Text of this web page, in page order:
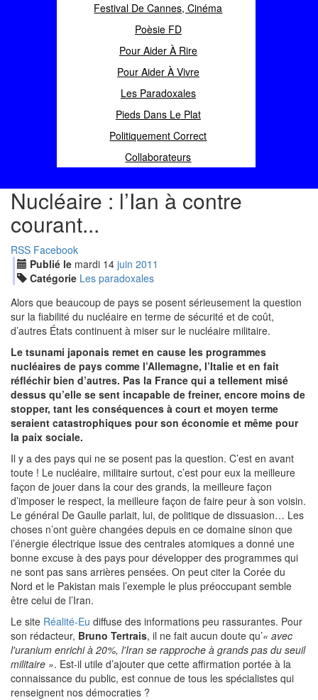
Festival De Cannes, Cinéma
Poèsie FD
Pour Aider À Rire
Pour Aider À Vivre
Les Paradoxales
Pieds Dans Le Plat
Politiquement Correct
Collaborateurs
Nucléaire : l’Ian à contre
courant...
RSS Facebook
Publié le mardi 14 juin 2011
Catégorie Les paradoxales
Alors que beaucoup de pays se posent sérieusement la question
sur la fiabilité du nucléaire en terme de sécurité et de coût,
d’autres États continuent à miser sur le nucléaire militaire.
Le tsunami japonais remet en cause les programmes
nucléaires de pays comme l’Allemagne, l’Italie et en fait
réfléchir bien d’autres. Pas la France qui a tellement misé
dessus qu’elle se sent incapable de freiner, encore moins de
stopper, tant les conséquences à court et moyen terme
seraient catastrophiques pour son économie et même pour
la paix sociale.
Il y a des pays qui ne se posent pas la question. C’est en avant
toute ! Le nucléaire, militaire surtout, c’est pour eux la meilleure
façon de jouer dans la cour des grands, la meilleure façon
d’imposer le respect, la meilleure façon de faire peur à son voisin.
Le général De Gaulle parlait, lui, de politique de dissuasion… Les
choses n’ont guère changées depuis en ce domaine sinon que
l’énergie électrique issue des centrales atomiques a donné une
bonne excuse à des pays pour développer des programmes qui
ne sont pas sans arrières pensées. On peut citer la Corée du
Nord et le Pakistan mais l’exemple le plus préoccupant semble
être celui de l’Iran.
Le site Réalité-Eu diffuse des informations peu rassurantes. Pour
son rédacteur, Bruno Tertrais, il ne fait aucun doute qu’« avec
l'uranium enrichi à 20%, l'Iran se rapproche à grands pas du seuil
militaire ». Est-il utile d’ajouter que cette affirmation portée à la
connaissance du public, est connue de tous les spécialistes qui
renseignent nos démocraties ?